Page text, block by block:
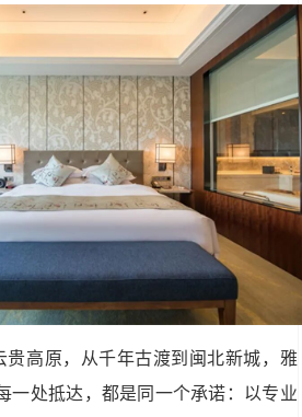
贵高原，从千年古渡到闽北新城，雅
一处抵达，都是同一个承诺：以专业